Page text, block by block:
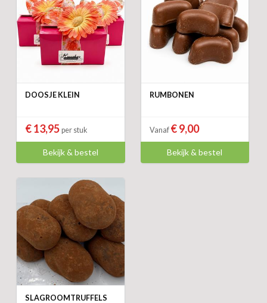
DOOSJE KLEIN
€ 13,95 per stuk
Bekijk & bestel
RUMBONEN
Vanaf € 9,00
Bekijk & bestel
SLAGROOMTRUFFELS